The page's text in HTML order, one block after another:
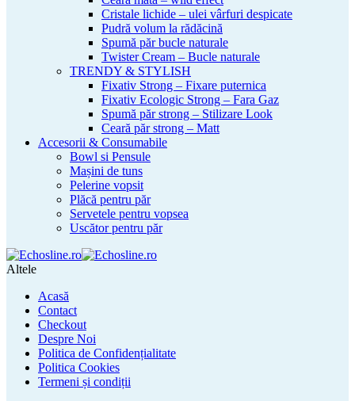
Cristale lichide – ulei vârfuri despicate
Pudră volum la rădăcină
Spumă păr bucle naturale
Twister Cream – Bucle naturale
TRENDY & STYLISH
Fixativ Strong – Fixare puternica
Fixativ Ecologic Strong – Fara Gaz
Spumă păr strong – Stilizare Look
Ceară păr strong – Matt
Accesorii & Consumabile
Bowl si Pensule
Mașini de tuns
Pelerine vopsit
Plăcă pentru păr
Servetele pentru vopsea
Uscător pentru păr
Altele
Acasă
Contact
Checkout
Despre Noi
Politica de Confidențialitate
Politica Cookies
Termeni și condiții